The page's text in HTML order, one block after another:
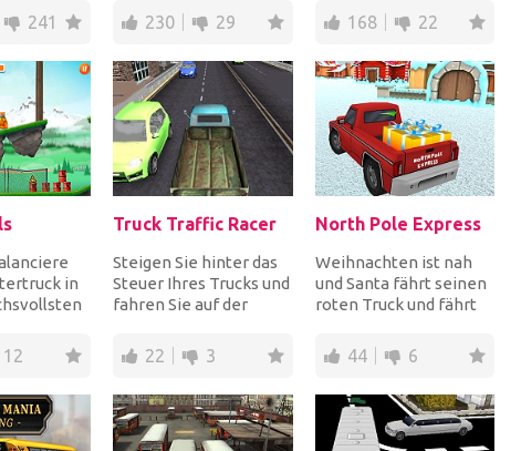
bis du die
241
Bereich, um jedes
Level...
230 29
an die Empfänger, um...
168 22
in
12
Truck Traffic Racer
Steigen Sie hinter das
Steuer Ihres Trucks und
fahren Sie auf der
Verkehr zu vermei...
22 3
North Pole Express
Weihnachten ist nah
und Santa fährt seinen
roten Truck und fährt
seine Geschenke...
44 6